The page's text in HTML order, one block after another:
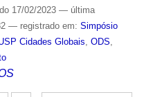
17/02/2023 — última
— registrado em: Simpósio
Cidades Globais, ODS,